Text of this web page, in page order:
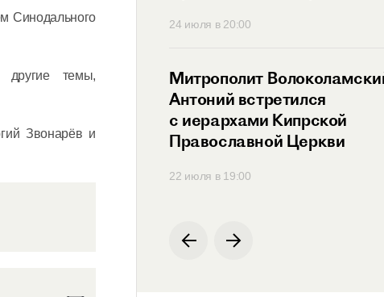
Синодального
другие темы,
Звонарёв и
Антоний
24 июля в 20:00
Митрополит
Антоний встретился
с иерархами Кипрской
Православной Церкви
22 июля в 19:00